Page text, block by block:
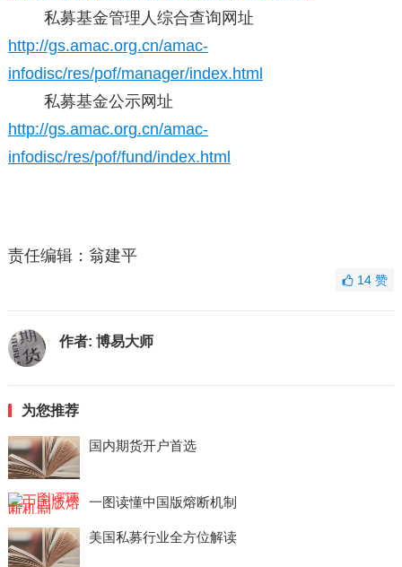
私募基金管理人综合查询网址
http://gs.amac.org.cn/amac-
infodisc/res/pof/manager/index.html
私募基金公示网址
http://gs.amac.org.cn/amac-
infodisc/res/pof/fund/index.html
责任编辑：翁建平
14赞
作者: 博易大师
为您推荐
国内期货开户首选
一图读懂中国版熔断机制
美国私募行业全方位解读